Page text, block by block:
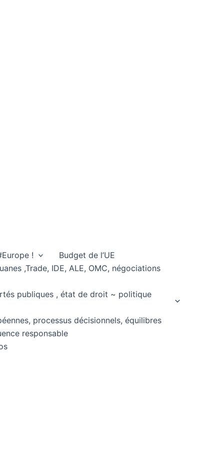
!
Budget de l’UE
,Trade, IDE, ALE, OMC, négociations
publiques , état de droit ~ politique
processus décisionnels, équilibres
responsable